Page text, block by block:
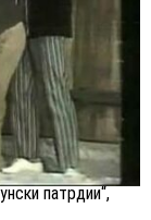
патрдии“,